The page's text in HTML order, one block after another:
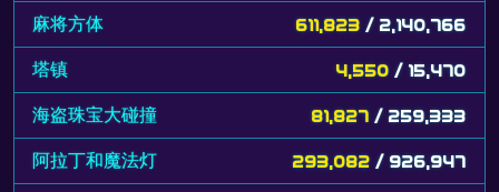
麻将方体 611,823 / 2,140,766
塔镇 4,550 / 15,470
海盗珠宝大碰撞 81,827 / 259,333
阿拉丁和魔法灯 293,082 / 926,947